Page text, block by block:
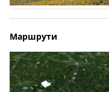
Маршрути